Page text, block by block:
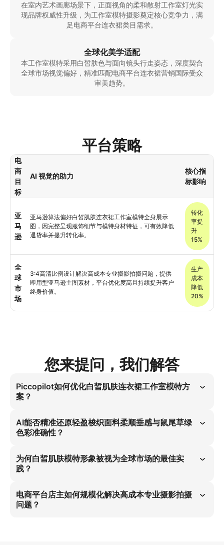
在室内艺术画廊场景下，正面视角的柔和散射工作室灯光实
现品牌权威性升级，为工作室模特摄影奠定核心竞争力，满
足电商平台连衣裙类目需求。
全球化美学适配
本工作室模特采用白皙肤色与面向镜头行走姿态，深度契合
全球市场视觉偏好，精准匹配电商平台连衣裙营销国际受众
审美趋势。
平台策略
电
商
目
标
AI 视觉的助力
核心指
标影响
亚
马
逊
亚马逊算法偏好白皙肌肤连衣裙工作室模特全身展示
图，因完整呈现服饰细节与模特身材特征，可有效降低
退货率并提升转化率。
转化
率提
升
15%
全
球
市
场
3:4高清比例设计解决高成本专业摄影拍摄问题，提供
即用型亚马逊主图素材，平台优化度高且持续提升客户
终身价值。
生产
成本
降低
20%
您来提问，我们解答
Piccopilot如何优化白皙肌肤连衣裙工作室模特方
案？
轻盈梭织面料的柔顺垂感与该灯光系统的精准协同，彻底解决电商平台高
成本专业摄影拍摄痛点，实现全球规模化应用，使亚马逊主图制作成本降
低60%。
AI能否精准还原轻盈梭织面料柔顺垂感与鼠尾草绿
色彩准确性？
顺垂感与柔和散射工作室灯光的协同作用，消除电商平台产品摄影中的塑
料感，确保色彩纹理与实物完全一致，这对亚马逊主图至关重要以提升转
化率。
为何白皙肌肤模特形象被视为全球市场的最佳实
践？
好。 室内艺术画廊场景中面向镜头行走的姿态搭配柔和散射工作室灯
光，显著增强品牌权威性，贴合国际消费者对连衣裙产品的审美需求，直
接提升亚马逊主图转化率与客户生命周期价值。
电商平台店主如何规模化解决高成本专业摄影拍摄
问题？